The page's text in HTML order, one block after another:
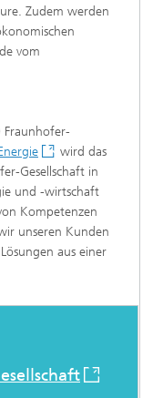
Zudem werden
vom
Fraunhofer-
wird das
Gesellschaft in
und -wirtschaft
Kompetenzen
unseren Kunden
aus einer